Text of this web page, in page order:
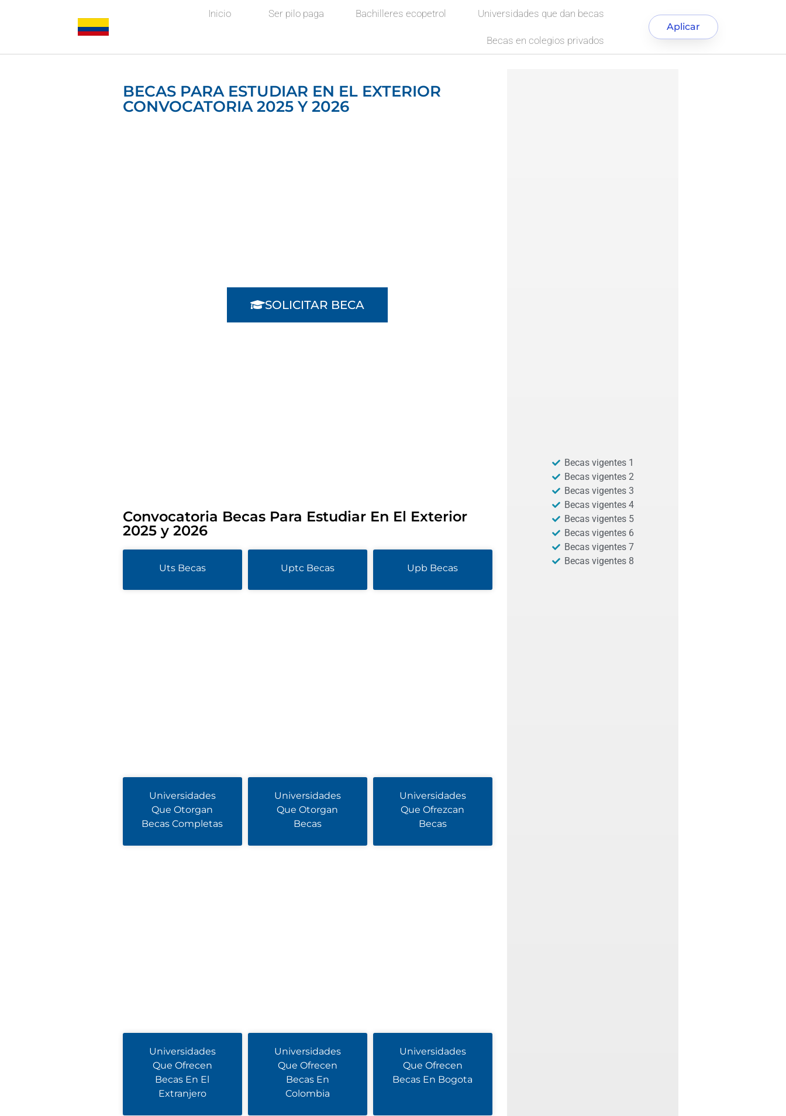
Inicio Ser pilo paga Bachilleres ecopetrol Universidades que dan becas
Becas en colegios privados
Aplicar
BECAS PARA ESTUDIAR EN EL EXTERIOR
CONVOCATORIA 2025 Y 2026
SOLICITAR BECA
Convocatoria Becas Para Estudiar En El Exterior
2025 y 2026
Uts Becas Uptc Becas Upb Becas
Universidades
Que Otorgan
Becas Completas
Universidades
Que Otorgan
Becas
Universidades
Que Ofrezcan
Becas
Universidades
Que Ofrecen
Becas En El
Extranjero
Universidades
Que Ofrecen
Becas En
Colombia
Universidades
Que Ofrecen
Becas En Bogota
Becas vigentes 1
Becas vigentes 2
Becas vigentes 3
Becas vigentes 4
Becas vigentes 5
Becas vigentes 6
Becas vigentes 7
Becas vigentes 8